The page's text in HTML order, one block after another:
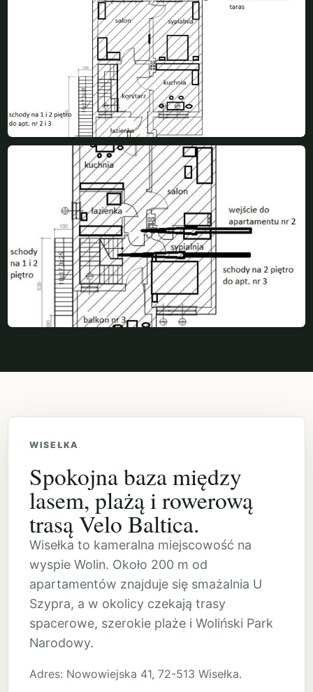
WISEŁKA
Spokojna baza między
lasem, plażą i rowerową
trasą Velo Baltica.
Wisełka to kameralna miejscowość na
wyspie Wolin. Około 200 m od
apartamentów znajduje się smażalnia U
Szypra, a w okolicy czekają trasy
spacerowe, szerokie plaże i Woliński Park
Narodowy.
Adres: Nowowiejska 41, 72-513 Wisełka.